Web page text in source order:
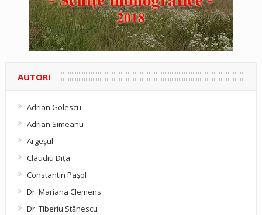
AUTORI
Adrian Golescu
Adrian Simeanu
Argeşul
Claudiu Diţa
Constantin Pașol
Dr. Mariana Clemens
Dr. Tiberiu Stănescu